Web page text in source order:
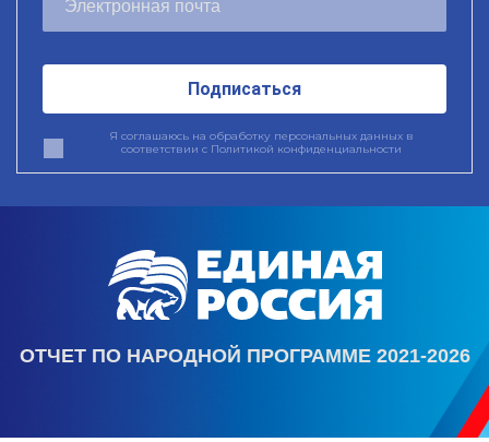
Подписаться
Я соглашаюсь на обработку персональных данных в
соответствии с Политикой конфиденциальности
ОТЧЕТ ПО НАРОДНОЙ ПРОГРАММЕ 2021-2026